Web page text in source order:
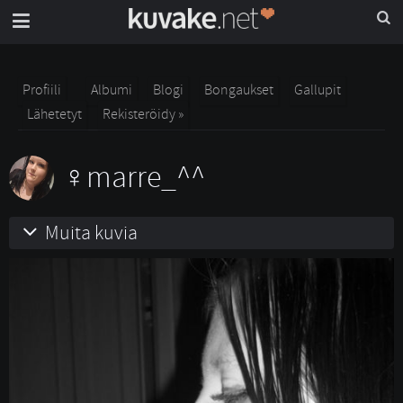
Profiili Albumi Blogi Bongaukset
Gallupit
Lähetetyt
Rekisteröidy »
marre_^^
Muita kuvia